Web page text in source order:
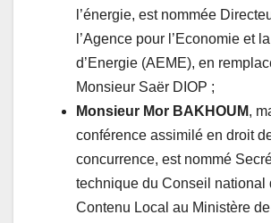
l’énergie, est nommée
l’Agence pour l’Economie et
d’Energie (AEME), en
Monsieur Saër DIOP ;
Monsieur Mor BAKHOUM,
conférence assimilé en droit
concurrence, est nommé
technique du Conseil national
Contenu Local au Ministère de